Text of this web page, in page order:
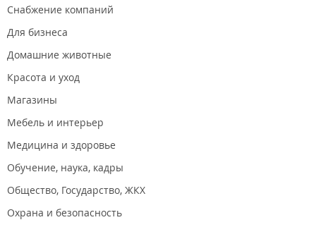
Снабжение компаний
Для бизнеса
Домашние животные
Красота и уход
Магазины
Мебель и интерьер
Медицина и здоровье
Обучение, наука, кадры
Общество, Государство, ЖКХ
Охрана и безопасность